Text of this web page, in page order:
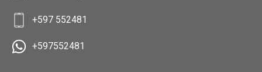
+597 552481
+597552481